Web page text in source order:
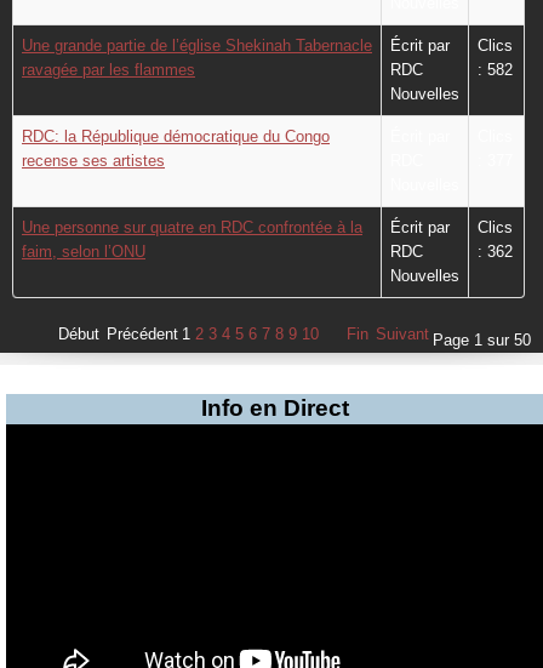
Une grande partie de l’église Shekinah Tabernacle
ravagée par les flammes
Écrit par
RDC
Nouvelles
Clics
: 582
RDC: la République démocratique du Congo
recense ses artistes
Une personne sur quatre en RDC confrontée à la
faim, selon l’ONU
Écrit par
RDC
Nouvelles
Clics
: 362
Page 1 sur 50
Début Précédent 1 2 3 4 5 6 7 8 9 10 Suivant
Fin
Info en Direct